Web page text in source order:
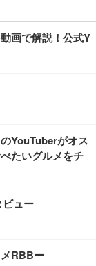
画で解説！公式Y
YouTuberがオス
たいグルメをチ
ビュー
RBBー